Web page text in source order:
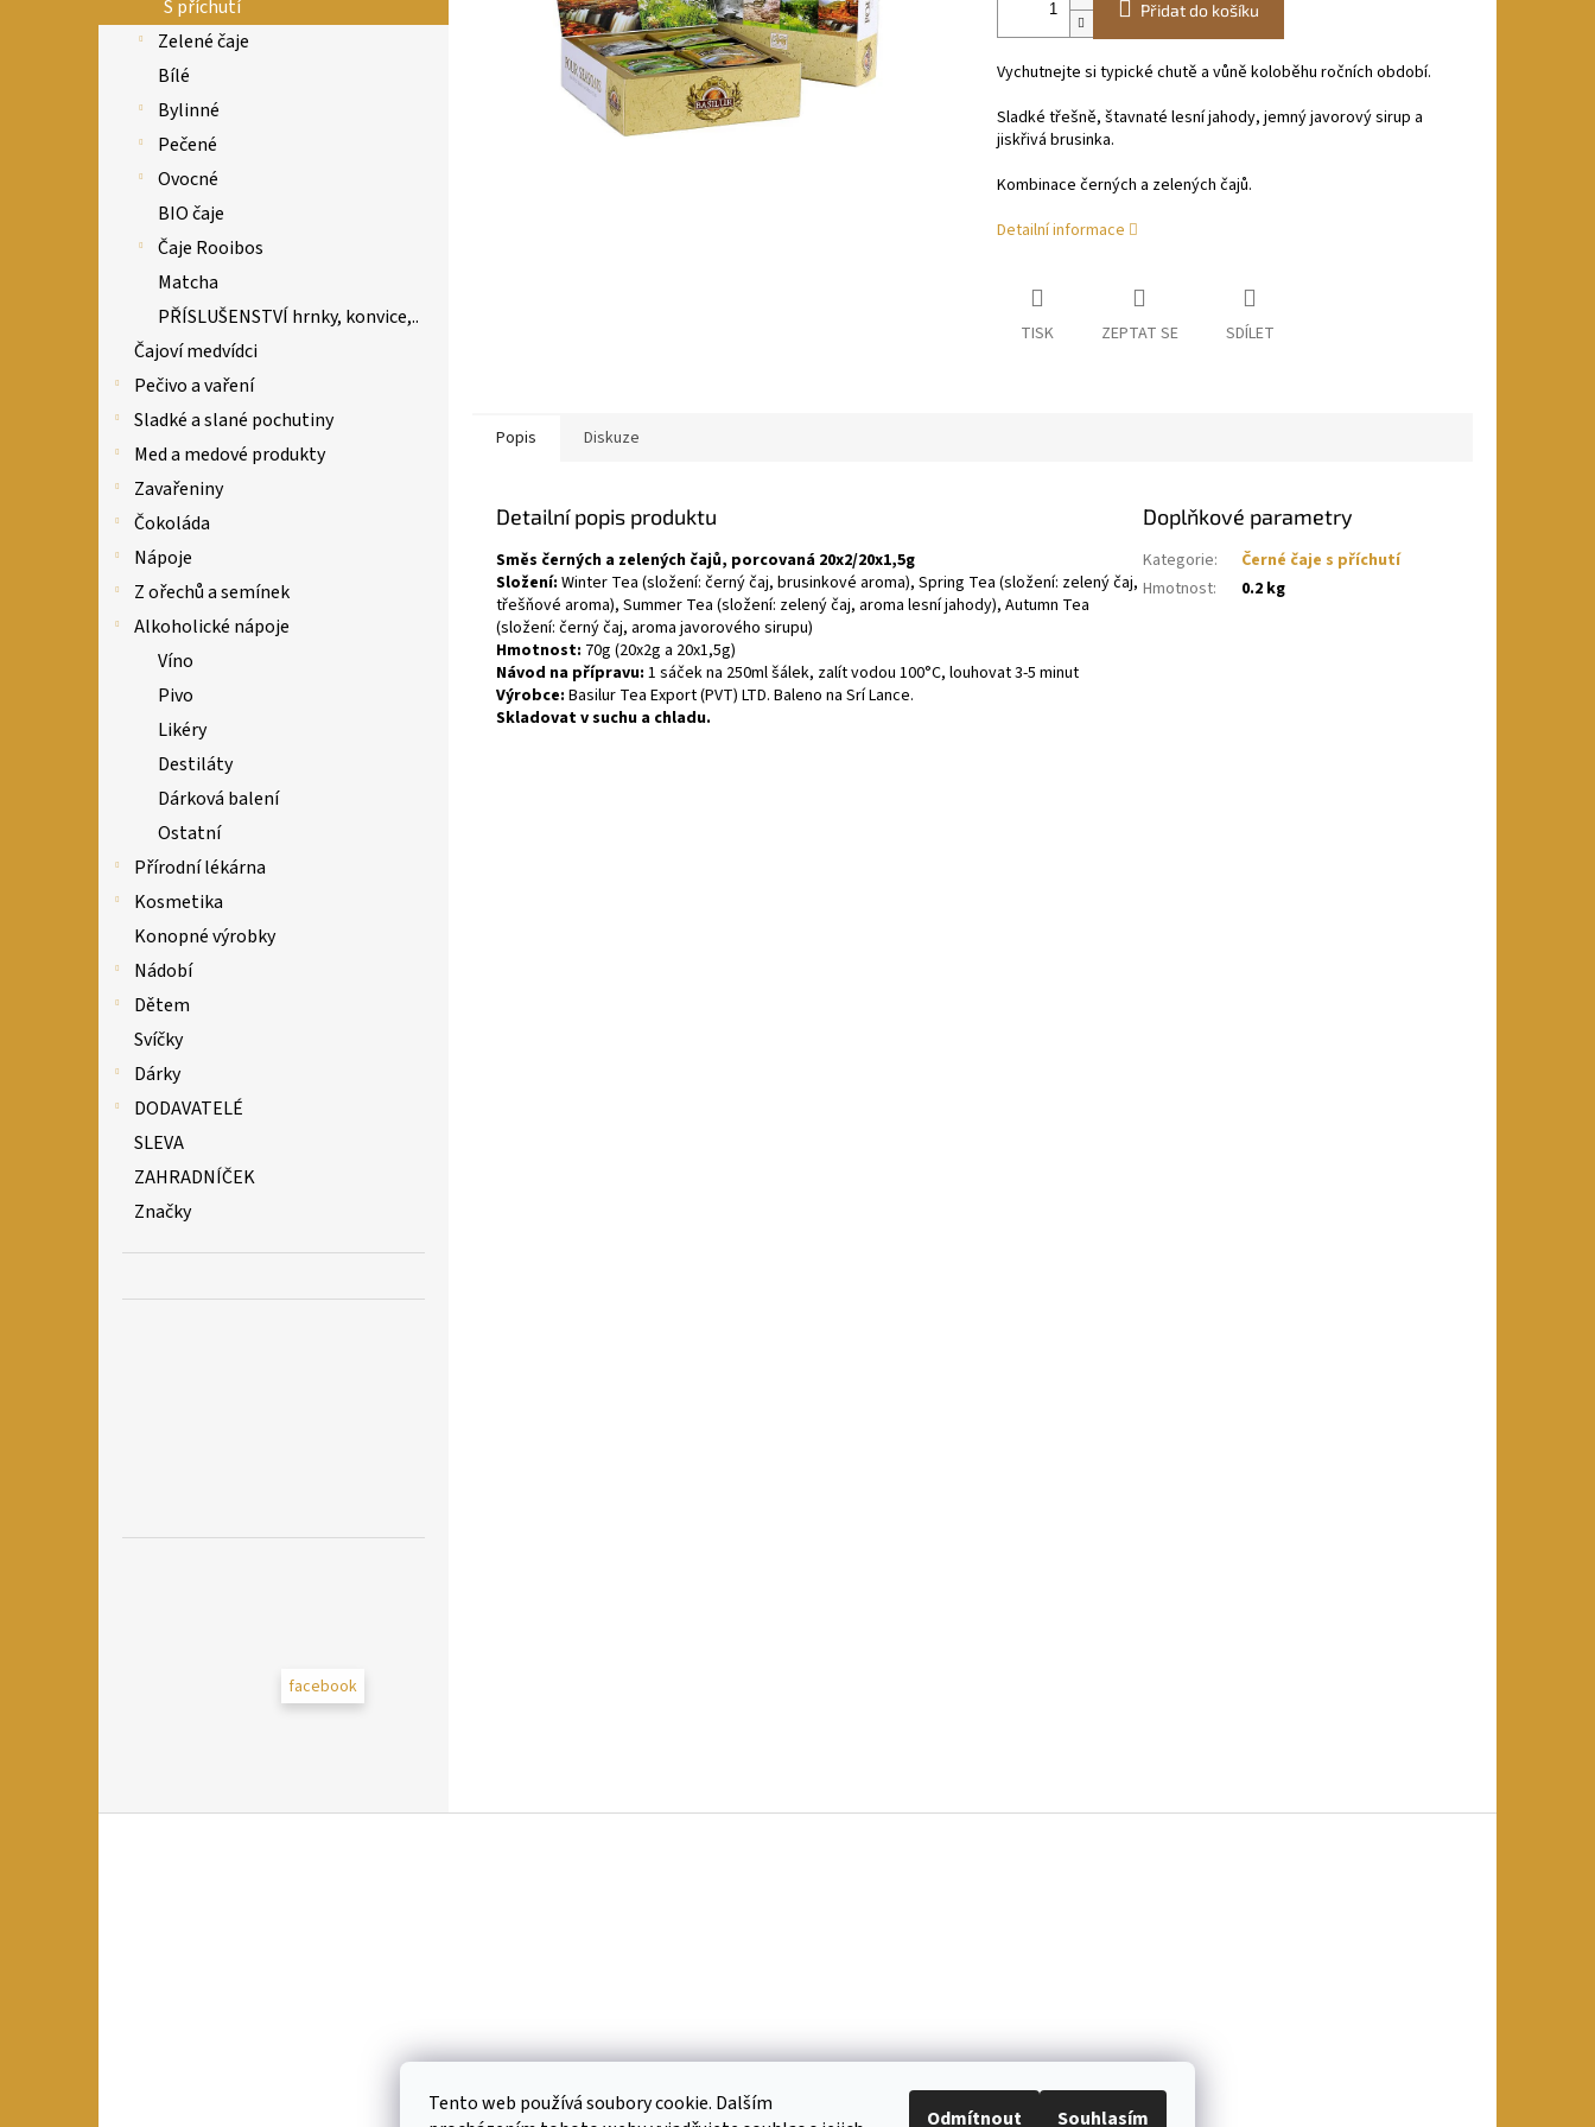
Tento web používá soubory cookie. Dalším
Odmítnout Souhlasím
e
S příchutí
Zelené čaje
Bílé
Bylinné
Pečené
Ovocné
BIO čaje
Čaje Rooibos
Matcha
PŘÍSLUŠENSTVÍ hrnky, konvice,..
Čajoví medvídci
Pečivo a vaření
Sladké a slané pochutiny
Med a medové produkty
Zavařeniny
Čokoláda
Nápoje
Z ořechů a semínek
Alkoholické nápoje
Víno
Pivo
Likéry
Destiláty
Dárková balení
Ostatní
Přírodní lékárna
Kosmetika
Konopné výrobky
Nádobí
Dětem
Svíčky
Dárky
DODAVATELÉ
SLEVA
ZAHRADNÍČEK
Značky
facebook
Přidat do košíku
Vychutnejte si typické chutě a vůně koloběhu ročních období.
Sladké třešně, štavnaté lesní jahody, jemný javorový sirup a
jiskřivá brusinka.
Kombinace černých a zelených čajů.
Detailní informace
TISK ZEPTAT SE SDÍLET
Popis Diskuze
Detailní popis produktu
Směs černých a zelených čajů, porcovaná 20x2/20x1,5g
Složení: Winter Tea (složení: černý čaj, brusinkové aroma), Spring Tea (složení: zelený čaj,
třešňové aroma), Summer Tea (složení: zelený čaj, aroma lesní jahody), Autumn Tea
(složení: černý čaj, aroma javorového sirupu)
Hmotnost: 70g (20x2g a 20x1,5g)
Návod na přípravu: 1 sáček na 250ml šálek, zalít vodou 100°C, louhovat 3-5 minut
Výrobce: Basilur Tea Export (PVT) LTD. Baleno na Srí Lance.
Skladovat v suchu a chladu.
Doplňkové parametry
Kategorie:
Černé čaje s příchutí
Hmotnost: 0.2 kg